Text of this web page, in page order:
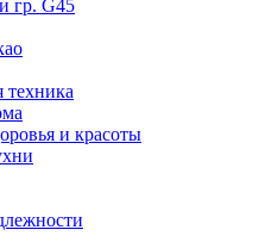
гр. G45
техника
и красоты